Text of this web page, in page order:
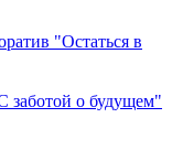
"Остаться в
заботой о будущем"